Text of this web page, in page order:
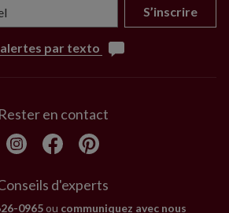
S’inscrire
par texto
Rester en contact
d'experts
0965ou communiquez avec nous